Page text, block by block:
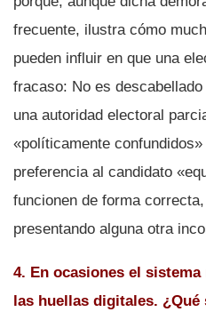
frecuente, ilustra cómo
pueden influir en que una
fracaso: No es
una autoridad electoral
«polí­ticamente
preferencia al candidato
funcionen de forma
presentando alguna otra
4. En ocasiones el sistema
las huellas digitales.